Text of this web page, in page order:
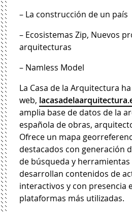
– La construcción de un país
– Ecosistemas Zip, Nuevos
arquitecturas
– Namless Model
La Casa de la Arquitectura
web,
amplia base de datos de la
española de obras,
Ofrece un mapa
destacados con generación
de búsqueda y
desarrollan contenidos de
interactivos y con presencia
plataformas más utilizadas.